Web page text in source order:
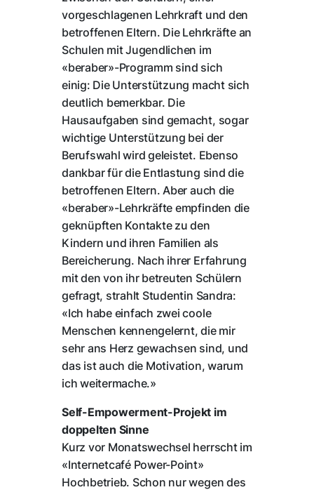
vorgeschlagenen Lehrkraft und den
betroffenen Eltern. Die Lehrkräfte an
Schulen mit Jugendlichen im
«beraber»-Programm sind sich
einig: Die Unterstützung macht sich
deutlich bemerkbar. Die
Hausaufgaben sind gemacht, sogar
wichtige Unterstützung bei der
Berufswahl wird geleistet. Ebenso
dankbar für die Entlastung sind die
betroffenen Eltern. Aber auch die
«beraber»-Lehrkräfte empfinden die
geknüpften Kontakte zu den
Kindern und ihren Familien als
Bereicherung. Nach ihrer Erfahrung
mit den von ihr betreuten Schülern
gefragt, strahlt Studentin Sandra:
«Ich habe einfach zwei coole
Menschen kennengelernt, die mir
sehr ans Herz gewachsen sind, und
das ist auch die Motivation, warum
ich weitermache.»
Self-Empowerment-Projekt im
doppelten Sinne
Kurz vor Monatswechsel herrscht im
«Internetcafé Power-Point»
Hochbetrieb. Schon nur wegen des